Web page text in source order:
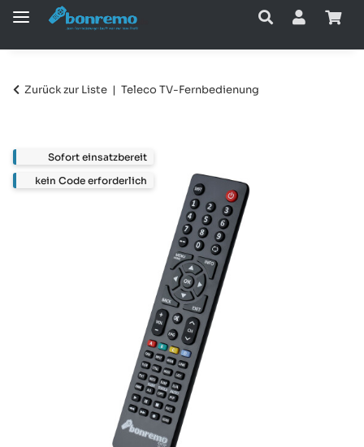
Zurück zur Liste Teleco TV-Fernbedienung